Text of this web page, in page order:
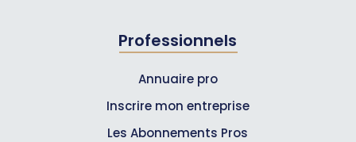
Professionnels
Annuaire pro
Inscrire mon entreprise
Les Abonnements Pros